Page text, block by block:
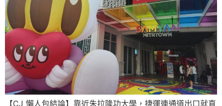
【CJ 懶人包結論】靠近朱拉隆功大學，捷運連通道出口就直